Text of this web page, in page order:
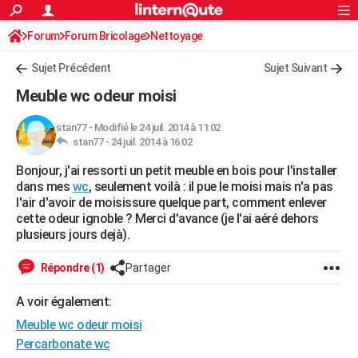
ACTUALITÉS
Politique
Société
Faits Divers
Education
Monde
Villes
+
FINANCE
Retraite
Impôts
Epargne
Immobilier
Risques naturels par ville
Banque
Assurance
Crédit
AUTO
Essais
Réserver un essai
Citadines
Berlines
SUV
Forum auto
+HIGH-TECH
Mobiles
Meilleur smartphone
Internet
Ordinateurs
Jeux vidéo
Guide high-tech
+BRICOLAGE
Forum
Aménagement intérieur
Extérieur
Cuisine
Salle de bains
Jardinage
Rangement
Guides de France
Escapades
Patrimoine
Expositions
Musées
Week-end nature
Art de vivre
Bien-être
Loisirs
Mode
Modes de vie
Alimentation
Guide de la santé
Maladies
Médicaments
Sommeil
VOYAGE
S'inscrire
Connexion
Forum Forum Bricolage Nettoyage
Sujet Précédent Sujet Suivant
Meuble wc odeur moisi
stan77- Modifié le 24 juil. 2014 à 11:02
stan77 - 24 juil. 2014 à 16:02
Bonjour, j'ai ressorti un petit meuble en bois pour l'installer
dans mes wc, seulement voilà : il pue le moisi mais n'a pas
l'air d'avoir de moisissure quelque part, comment enlever
cette odeur ignoble ? Merci d'avance (je l'ai aéré dehors
plusieurs jours dejà).
Répondre (1) Partager
A voir également:
Meuble wc odeur moisi
Percarbonate wc